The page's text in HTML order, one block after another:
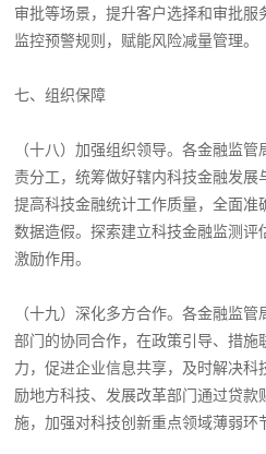
审批等场景，提升客户选择和审批
监控预警规则，赋能风险减量管理。
七、组织保障
（十八）加强组织领导。各金融监
责分工，统筹做好辖内科技金融发展
提高科技金融统计工作质量，全面
数据造假。探索建立科技金融监测评
激励作用。
（十九）深化多方合作。各金融监
部门的协同合作，在政策引导、措施
力，促进企业信息共享，及时解决
励地方科技、发展改革部门通过贷
施，加强对科技创新重点领域薄弱环